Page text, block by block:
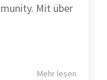
Mit über
Mehr lesen